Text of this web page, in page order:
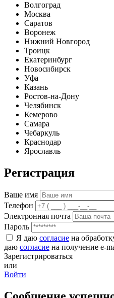
Волгоград
Москва
Саратов
Воронеж
Нижний Новгород
Троицк
Екатеринбург
Новосибирск
Уфа
Казань
Ростов-на-Дону
Челябинск
Кемерово
Самара
Чебаркуль
Краснодар
Ярославль
Регистрация
Ваше имя
Телефон
Электронная почта
Пароль
Я даю согласие на
даю согласие на получение e-
Зарегистрироваться
или
Войти